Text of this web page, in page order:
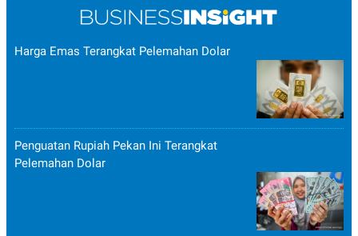
Harga Emas Terangkat Pelemahan Dolar
Penguatan Rupiah Pekan Ini Terangkat
Pelemahan Dolar